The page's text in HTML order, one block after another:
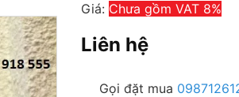
Giá: Chưa gồm VAT 8%
Liên hệ
Gọi đặt mua